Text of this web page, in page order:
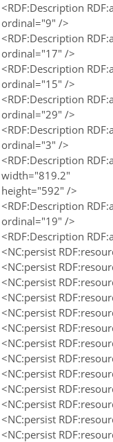
<RDF:Description
ordinal="9" />
<RDF:Description
ordinal="17" />
<RDF:Description
ordinal="15" />
<RDF:Description
ordinal="29" />
<RDF:Description
ordinal="3" />
<RDF:Description
width="819.2"
height="592" />
<RDF:Description
ordinal="19" />
<RDF:Description
<NC:persist
<NC:persist
<NC:persist
<NC:persist
<NC:persist
<NC:persist
<NC:persist
<NC:persist
<NC:persist
<NC:persist
<NC:persist
<NC:persist
<NC:persist